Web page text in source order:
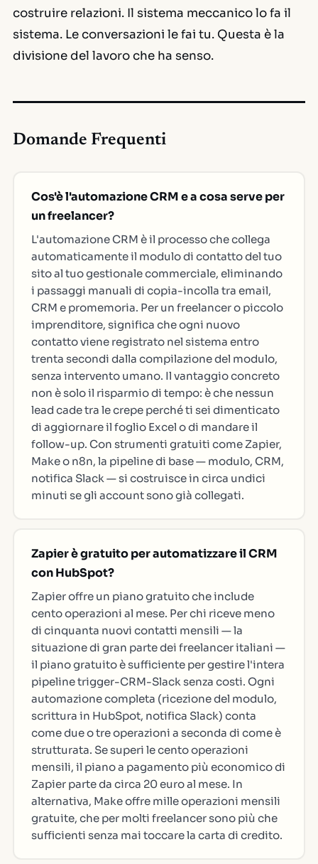
costruire relazioni. Il sistema meccanico lo fa il
sistema. Le conversazioni le fai tu. Questa è la
divisione del lavoro che ha senso.
Domande Frequenti
Cos'è l'automazione CRM e a cosa serve per
un freelancer?
L'automazione CRM è il processo che collega
automaticamente il modulo di contatto del tuo
sito al tuo gestionale commerciale, eliminando
i passaggi manuali di copia-incolla tra email,
CRM e promemoria. Per un freelancer o piccolo
imprenditore, significa che ogni nuovo
contatto viene registrato nel sistema entro
trenta secondi dalla compilazione del modulo,
senza intervento umano. Il vantaggio concreto
non è solo il risparmio di tempo: è che nessun
lead cade tra le crepe perché ti sei dimenticato
di aggiornare il foglio Excel o di mandare il
follow-up. Con strumenti gratuiti come Zapier,
Make o n8n, la pipeline di base — modulo, CRM,
notifica Slack — si costruisce in circa undici
minuti se gli account sono già collegati.
Zapier è gratuito per automatizzare il CRM
con HubSpot?
Zapier offre un piano gratuito che include
cento operazioni al mese. Per chi riceve meno
di cinquanta nuovi contatti mensili — la
situazione di gran parte dei freelancer italiani —
il piano gratuito è sufficiente per gestire l'intera
pipeline trigger-CRM-Slack senza costi. Ogni
automazione completa (ricezione del modulo,
scrittura in HubSpot, notifica Slack) conta
come due o tre operazioni a seconda di come è
strutturata. Se superi le cento operazioni
mensili, il piano a pagamento più economico di
Zapier parte da circa 20 euro al mese. In
alternativa, Make offre mille operazioni mensili
gratuite, che per molti freelancer sono più che
sufficienti senza mai toccare la carta di credito.